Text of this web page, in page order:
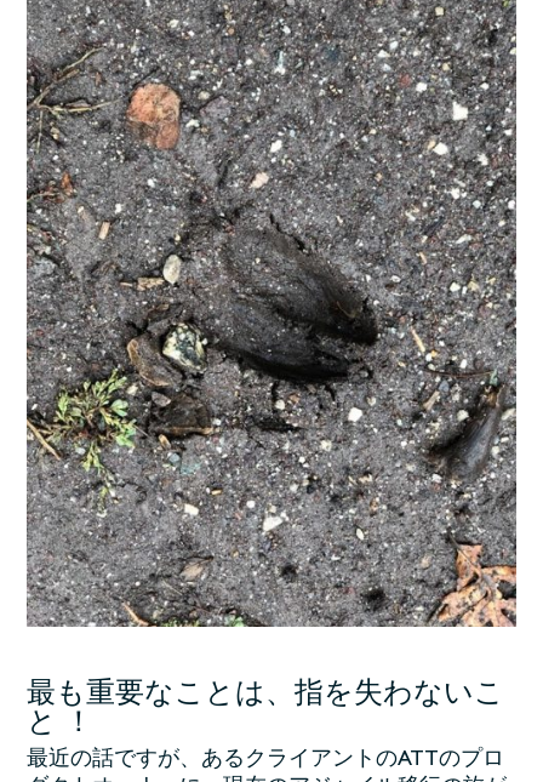
最も重要なことは、指を失わないこ
と ！
最近の話ですが、あるクライアントのATTのプロ